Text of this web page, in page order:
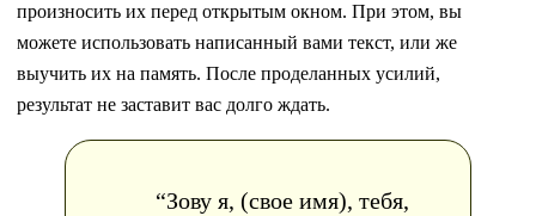
произносить их перед открытым окном. При этом, вы
можете использовать написанный вами текст, или же
выучить их на память. После проделанных усилий,
результат не заставит вас долго ждать.
“Зову я, (свое имя), тебя,